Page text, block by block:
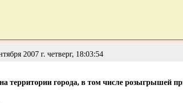
2007 г. четверг, 18:03:54
территории города, в том числе розыгрышей